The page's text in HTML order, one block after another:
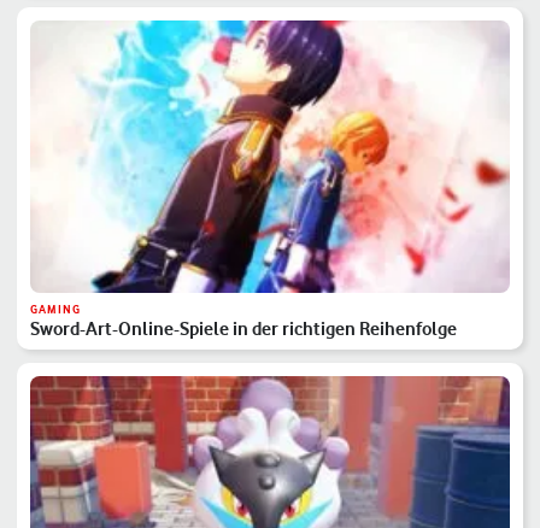
GAMING
Sword-Art-Online-Spiele in der richtigen Reihenfolge